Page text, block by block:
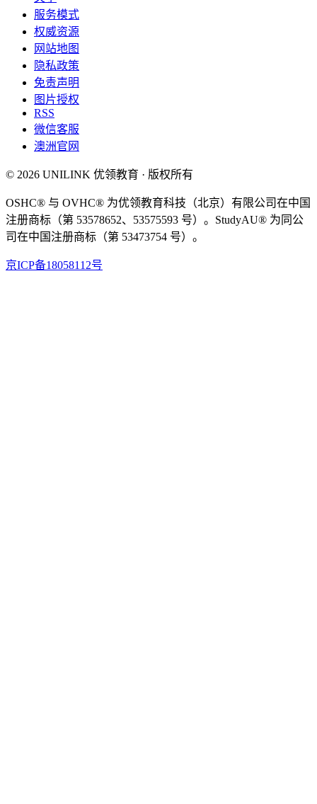
服务模式
权威资源
网站地图
隐私政策
免责声明
图片授权
RSS
微信客服
澳洲官网
© 2026 UNILINK 优领教育 · 版权所有
OSHC® 与 OVHC® 为优领教育科技（北京）有限公司在中国
注册商标（第 53578652、53575593 号）。StudyAU® 为同公
司在中国注册商标（第 53473754 号）。
京ICP备18058112号